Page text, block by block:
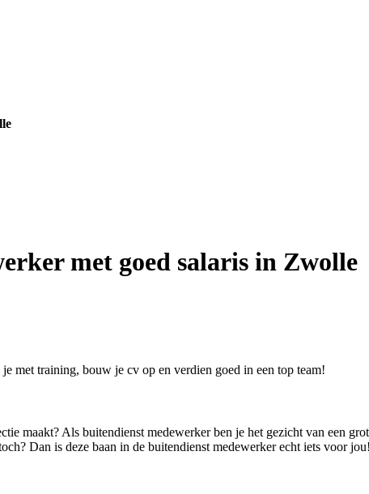
met goed salaris in Zwolle
met training, bouw je cv op en verdien goed in een top team!
maakt? Als buitendienst medewerker ben je het gezicht van een
Dan is deze baan in de buitendienst medewerker echt iets voor jou!